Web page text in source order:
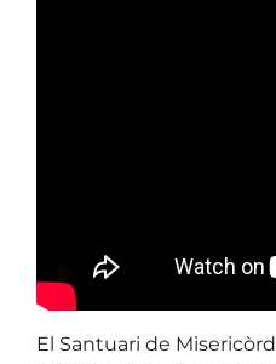
El Santuari de